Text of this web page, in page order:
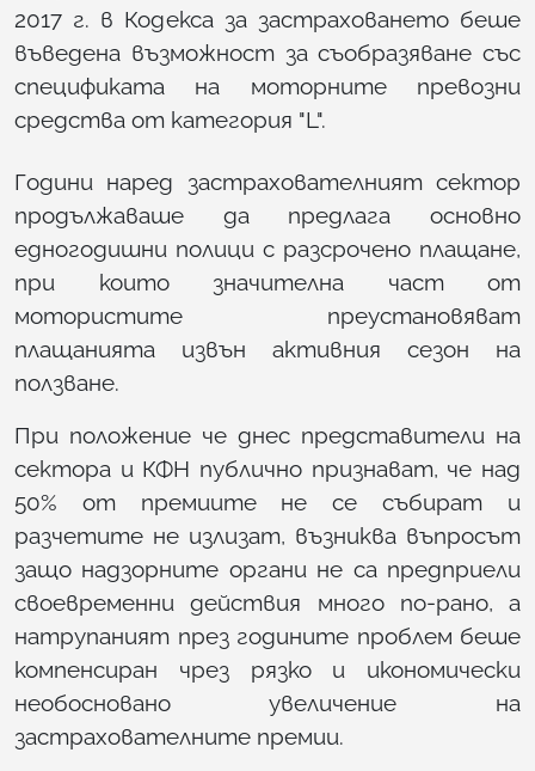
2017 г. в Кодекса за застраховането беше
въведена възможност за съобразяване със
спецификата на моторните превозни
средства от категория "L".
Години наред застрахователният сектор
продължаваше да предлага основно
едногодишни полици с разсрочено плащане,
при които значителна част от
мотористите преустановяват
плащанията извън активния сезон на
ползване.
При положение че днес представители на
сектора и КФН публично признават, че над
50% от премиите не се събират и
разчетите не излизат, възниква въпросът
защо надзорните органи не са предприели
своевременни действия много по-рано, а
натрупаният през годините проблем беше
компенсиран чрез рязко и икономически
необосновано увеличение на
застрахователните премии.